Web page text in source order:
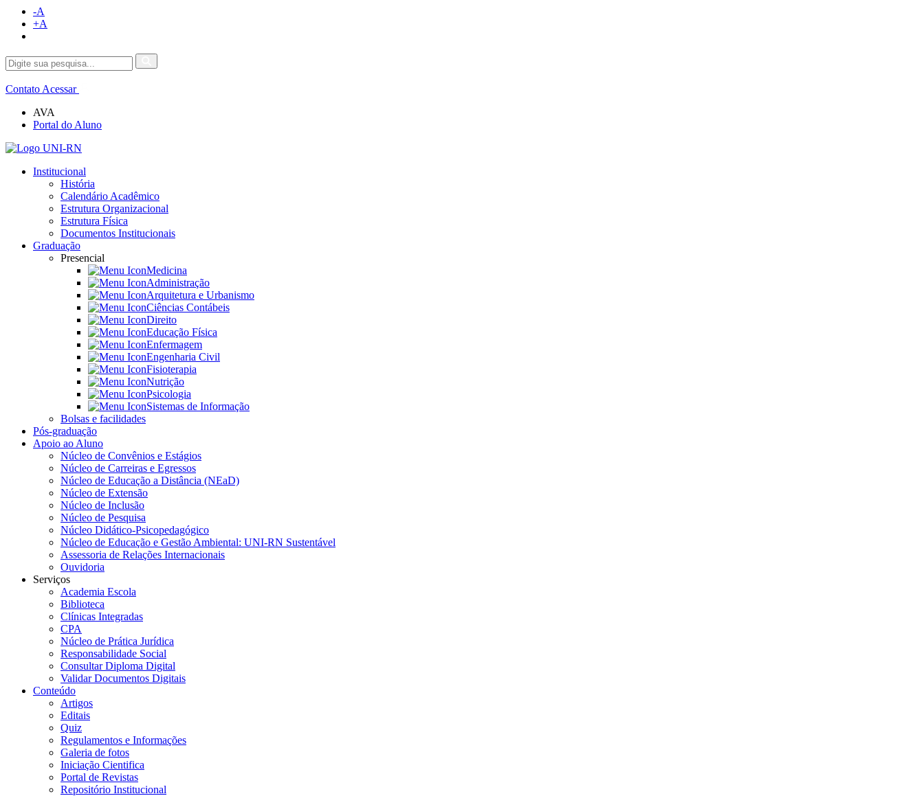
-A
+A
Contato Acessar
AVA
Portal do Aluno
Institucional
História
Calendário Acadêmico
Estrutura Organizacional
Estrutura Física
Documentos Institucionais
Graduação
Presencial
Medicina
Administração
Arquitetura e Urbanismo
Ciências Contábeis
Direito
Educação Física
Enfermagem
Engenharia Civil
Fisioterapia
Nutrição
Psicologia
Sistemas de Informação
Bolsas e facilidades
Pós-graduação
Apoio ao Aluno
Núcleo de Convênios e Estágios
Núcleo de Carreiras e Egressos
Núcleo de Educação a Distância (NEaD)
Núcleo de Extensão
Núcleo de Inclusão
Núcleo de Pesquisa
Núcleo Didático-Psicopedagógico
Núcleo de Educação e Gestão Ambiental: UNI-RN Sustentável
Assessoria de Relações Internacionais
Ouvidoria
Serviços
Academia Escola
Biblioteca
Clínicas Integradas
CPA
Núcleo de Prática Jurídica
Responsabilidade Social
Consultar Diploma Digital
Validar Documentos Digitais
Conteúdo
Artigos
Editais
Quiz
Regulamentos e Informações
Galeria de fotos
Iniciação Cientifica
Portal de Revistas
Repositório Institucional